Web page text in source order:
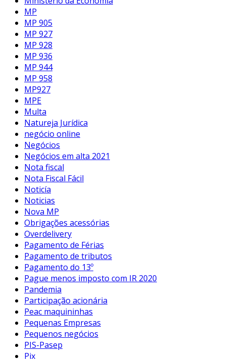
MP
MP 905
MP 927
MP 928
MP 936
MP 944
MP 958
MP927
MPE
Multa
Natureja Jurídica
negócio online
Negócios
Negócios em alta 2021
Nota fiscal
Nota Fiscal Fácil
Noticía
Noticias
Nova MP
Obrigações acessórias
Overdelivery
Pagamento de Férias
Pagamento de tributos
Pagamento do 13º
Pague menos imposto com IR 2020
Pandemia
Participação acionária
Peac maquininhas
Pequenas Empresas
Pequenos negócios
PIS-Pasep
Pix